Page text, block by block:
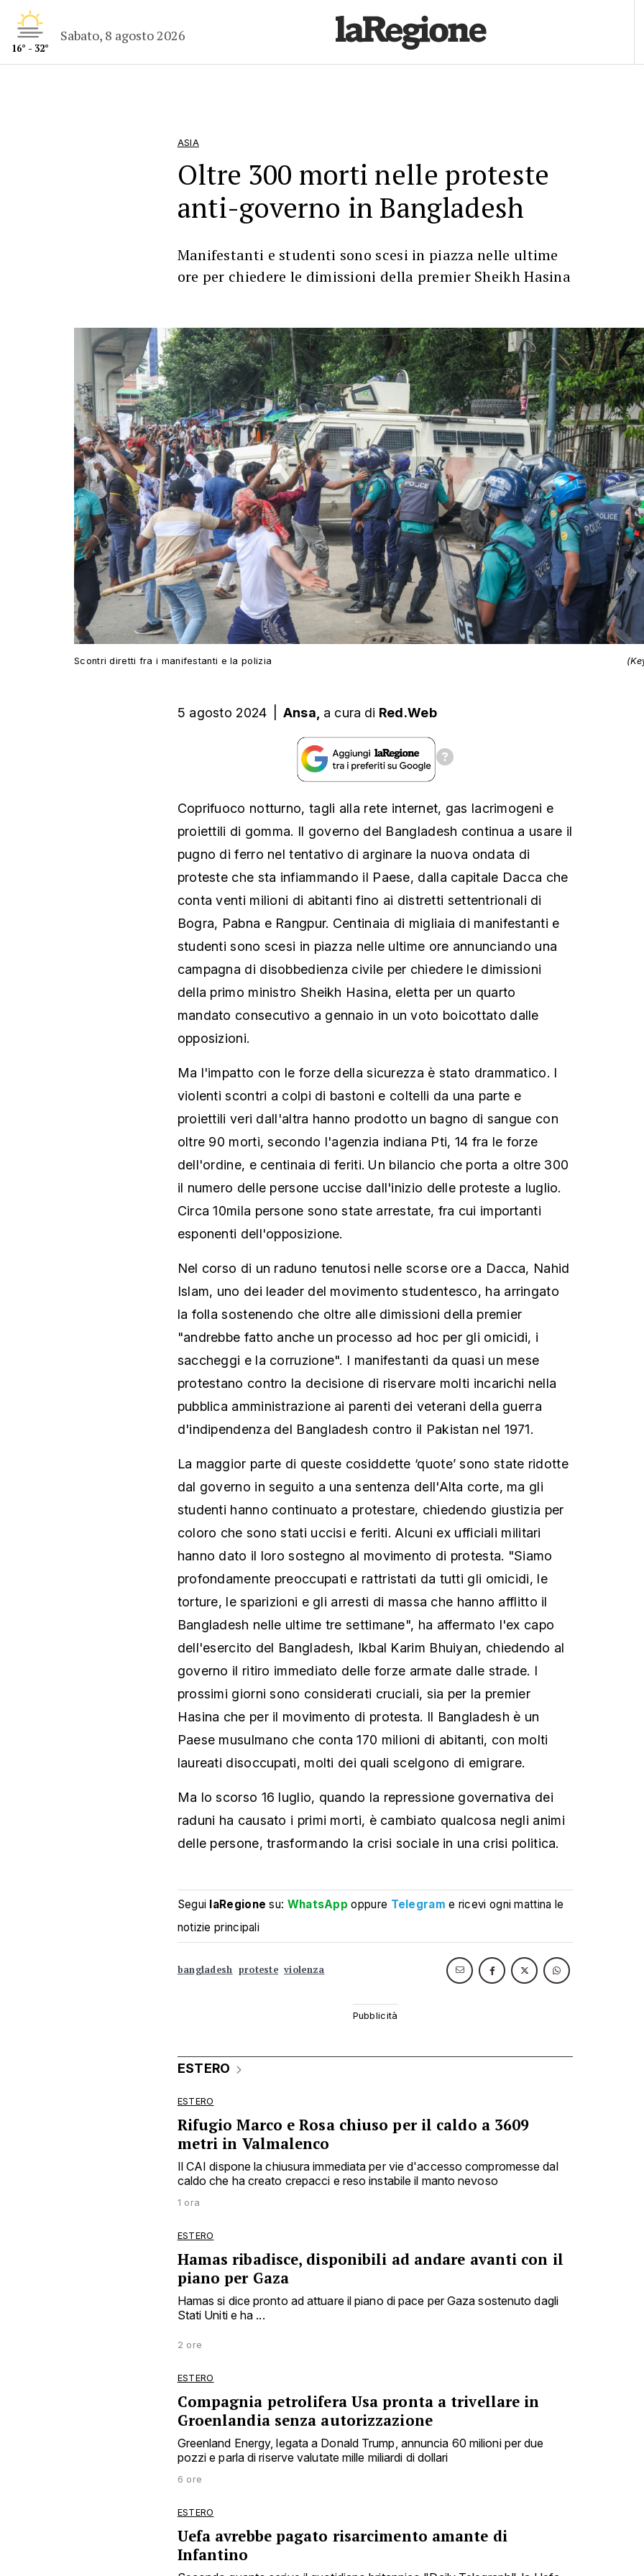
16° - 32°
Sabato, 8 agosto 2026
ASIA
Oltre 300 morti nelle proteste
anti-governo in Bangladesh
Manifestanti e studenti sono scesi in piazza nelle ultime
ore per chiedere le dimissioni della premier Sheikh Hasina
Scontri diretti fra i manifestanti e la polizia
5 agosto 2024 Ansa, a cura di Red.Web
Coprifuoco notturno, tagli alla rete internet, gas lacrimogeni e
proiettili di gomma. Il governo del Bangladesh continua a usare il
pugno di ferro nel tentativo di arginare la nuova ondata di
proteste che sta infiammando il Paese, dalla capitale Dacca che
conta venti milioni di abitanti fino ai distretti settentrionali di
Bogra, Pabna e Rangpur. Centinaia di migliaia di manifestanti e
studenti sono scesi in piazza nelle ultime ore annunciando una
campagna di disobbedienza civile per chiedere le dimissioni
della primo ministro Sheikh Hasina, eletta per un quarto
mandato consecutivo a gennaio in un voto boicottato dalle
opposizioni.
Ma l'impatto con le forze della sicurezza è stato drammatico. I
violenti scontri a colpi di bastoni e coltelli da una parte e
proiettili veri dall'altra hanno prodotto un bagno di sangue con
oltre 90 morti, secondo l'agenzia indiana Pti, 14 fra le forze
dell'ordine, e centinaia di feriti. Un bilancio che porta a oltre 300
il numero delle persone uccise dall'inizio delle proteste a luglio.
Circa 10mila persone sono state arrestate, fra cui importanti
esponenti dell'opposizione.
Nel corso di un raduno tenutosi nelle scorse ore a Dacca, Nahid
Islam, uno dei leader del movimento studentesco, ha arringato
la folla sostenendo che oltre alle dimissioni della premier
"andrebbe fatto anche un processo ad hoc per gli omicidi, i
saccheggi e la corruzione". I manifestanti da quasi un mese
protestano contro la decisione di riservare molti incarichi nella
pubblica amministrazione ai parenti dei veterani della guerra
d'indipendenza del Bangladesh contro il Pakistan nel 1971.
La maggior parte di queste cosiddette ‘quote’ sono state ridotte
dal governo in seguito a una sentenza dell'Alta corte, ma gli
studenti hanno continuato a protestare, chiedendo giustizia per
coloro che sono stati uccisi e feriti. Alcuni ex ufficiali militari
hanno dato il loro sostegno al movimento di protesta. "Siamo
profondamente preoccupati e rattristati da tutti gli omicidi, le
torture, le sparizioni e gli arresti di massa che hanno afflitto il
Bangladesh nelle ultime tre settimane", ha affermato l'ex capo
dell'esercito del Bangladesh, Ikbal Karim Bhuiyan, chiedendo al
governo il ritiro immediato delle forze armate dalle strade. I
prossimi giorni sono considerati cruciali, sia per la premier
Hasina che per il movimento di protesta. Il Bangladesh è un
Paese musulmano che conta 170 milioni di abitanti, con molti
laureati disoccupati, molti dei quali scelgono di emigrare.
Ma lo scorso 16 luglio, quando la repressione governativa dei
raduni ha causato i primi morti, è cambiato qualcosa negli animi
delle persone, trasformando la crisi sociale in una crisi politica.
Segui laRegione su: WhatsApp oppure Telegram e ricevi ogni mattina le
notizie principali
bangladesh proteste violenza
ESTERO
ESTERO
Rifugio Marco e Rosa chiuso per il caldo a 3609
metri in Valmalenco
Il CAI dispone la chiusura immediata per vie d'accesso compromesse dal
caldo che ha creato crepacci e reso instabile il manto nevoso
1 ora
ESTERO
Hamas ribadisce, disponibili ad andare avanti con il
piano per Gaza
Hamas si dice pronto ad attuare il piano di pace per Gaza sostenuto dagli
Stati Uniti e ha ...
2 ore
ESTERO
Compagnia petrolifera Usa pronta a trivellare in
Groenlandia senza autorizzazione
Greenland Energy, legata a Donald Trump, annuncia 60 milioni per due
pozzi e parla di riserve valutate mille miliardi di dollari
6 ore
ESTERO
Uefa avrebbe pagato risarcimento amante di
Infantino